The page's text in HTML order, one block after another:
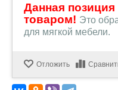
Данная позиция
товаром! Это
для мягкой мебели.
Отложить